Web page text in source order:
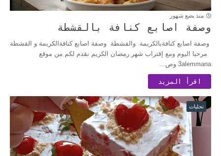
منذ بضع شهور
وصفة اصابع كنافة بالقشطة
وصفة اصابع كنافةبالكريمة والقشطة وصفة اصابع كنافةالكريمة و القشطة
مرحبا اليوم ومع إقتراب شهر رمضان الكريم نقدم لكم من موقع
3alemmana وص...
اقرأ المزيد
تحليات